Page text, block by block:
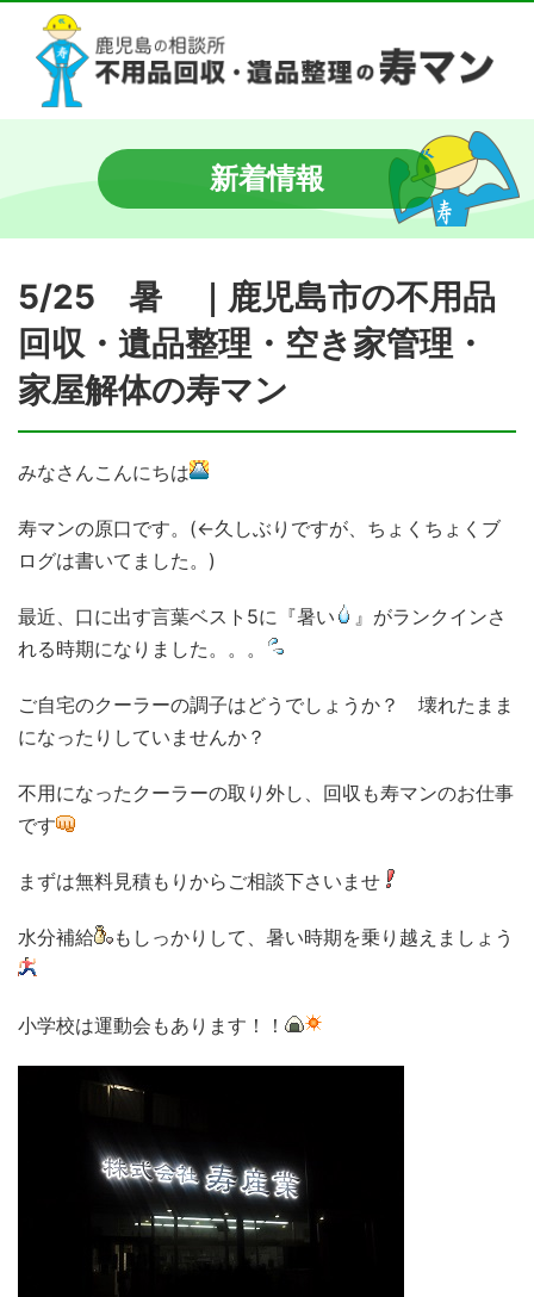
新着情報
5/25 暑 ｜鹿児島市の不用品
回収・遺品整理・空き家管理・
家屋解体の寿マン
みなさんこんにちは
寿マンの原口です。(←久しぶりですが、ちょくちょくブ
ログは書いてました。)
最近、口に出す言葉ベスト5に『暑い
』がランクインさ
れる時期になりました。。。
ご自宅のクーラーの調子はどうでしょうか？ 壊れたまま
になったりしていませんか？
不用になったクーラーの取り外し、回収も寿マンのお仕事
です
まずは無料見積もりからご相談下さいませ
水分補給 もしっかりして、暑い時期を乗り越えましょう
小学校は運動会もあります！！